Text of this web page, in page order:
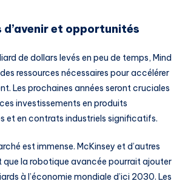
d’avenir et opportunités
de dollars levés en peu de temps, Mind
ressources nécessaires pour accélérer
Les prochaines années seront cruciales
investissements en produits
et en contrats industriels significatifs.
est immense. McKinsey et d’autres
la robotique avancée pourrait ajouter
à l’économie mondiale d’ici 2030. Les